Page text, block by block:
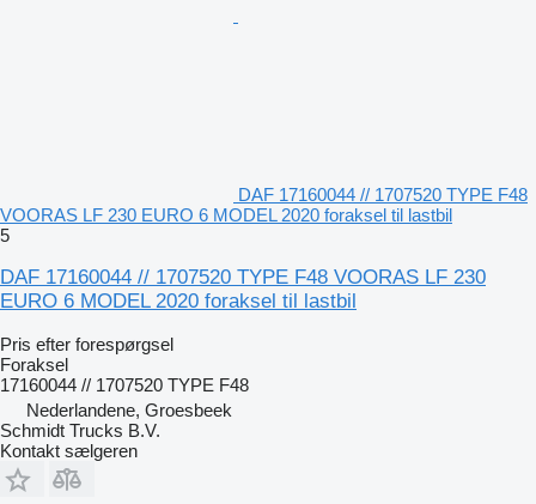
DAF 17160044 // 1707520 TYPE F48
VOORAS LF 230 EURO 6 MODEL 2020 foraksel til lastbil
5
DAF 17160044 // 1707520 TYPE F48 VOORAS LF 230
EURO 6 MODEL 2020 foraksel til lastbil
Pris efter forespørgsel
Foraksel
17160044 // 1707520 TYPE F48
Nederlandene, Groesbeek
Schmidt Trucks B.V.
Kontakt sælgeren